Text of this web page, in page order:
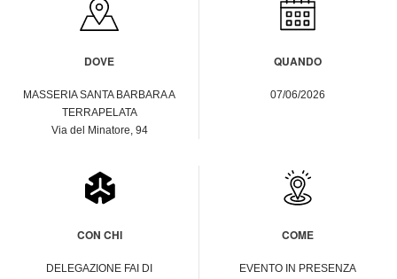
DOVE
MASSERIA SANTA BARBARA A
TERRAPELATA
Via del Minatore, 94
QUANDO
07/06/2026
CON CHI
DELEGAZIONE FAI DI
COME
EVENTO IN PRESENZA